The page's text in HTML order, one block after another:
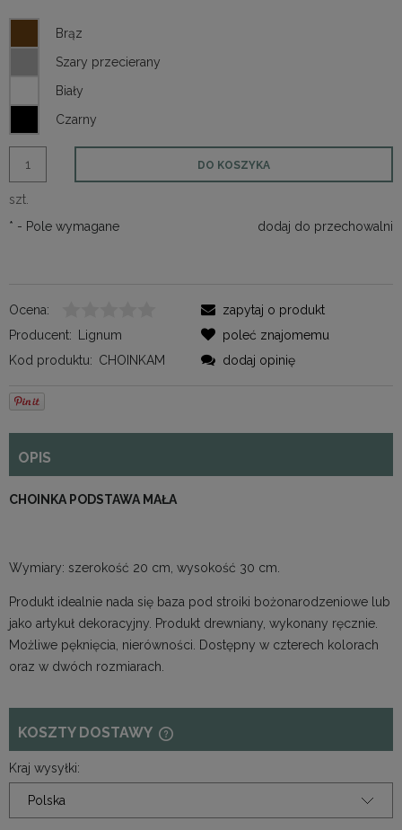
szt.
DO KOSZYKA
dodaj do przechowalni
* - Pole wymagane
Ocena:
Producent:
Lignum
Kod produktu: CHOINKAM
zapytaj o produkt
poleć znajomemu
dodaj opinię
OPIS
CHOINKA PODSTAWA MAŁA
Wymiary: szerokość 20 cm, wysokość 30 cm.
Produkt idealnie nada się baza pod stroiki bożonarodzeniowe lub
jako artykuł dekoracyjny. Produkt drewniany, wykonany ręcznie.
Możliwe pęknięcia, nierówności. Dostępny w czterech kolorach
oraz w dwóch rozmiarach.
KOSZTY DOSTAWY
Kraj wysyłki: